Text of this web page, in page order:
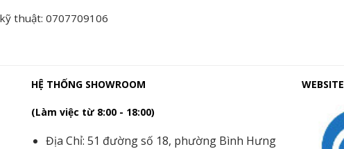
thuật: 0707709106
HỆ THỐNG SHOWROOM
(Làm việc từ 8:00 - 18:00)
Địa Chỉ: 51 đường số 18, phường Bình Hưng
WEBSITE